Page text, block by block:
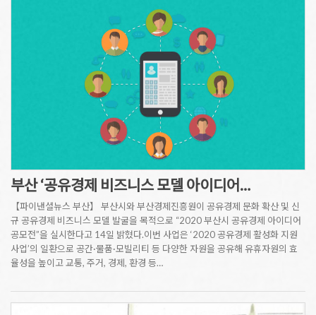
부산 ‘공유경제 비즈니스 모델 아이디어…
【파이낸셜뉴스 부산】 부산시와 부산경제진흥원이 공유경제 문화 확산 및 신
규 공유경제 비즈니스 모델 발굴을 목적으로 “2020 부산시 공유경제 아이디어
공모전”을 실시한다고 14일 밝혔다.이번 사업은 ‘2020 공유경제 활성화 지원
사업’의 일환으로 공간·물품·모빌리티 등 다양한 자원을 공유해 유휴자원의 효
율성을 높이고 교통, 주거, 경제, 환경 등…